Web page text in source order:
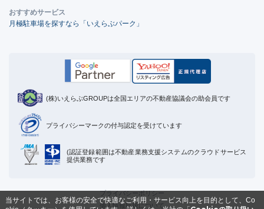
おすすめサービス
月極駐車場を探すなら「いえらぶパーク」
(株)いえらぶGROUPは全国エリアの不動産協議会の助会員です
プライバシーマークの付与認定を受けています
(認証登録範囲は不動産業務支援システムのクラウドサービス
提供業務です
プライバシーポリシー
個人情報取扱について
当サイトでは、お客様の安全で快適なご利用・サービス向上を目的として、Co